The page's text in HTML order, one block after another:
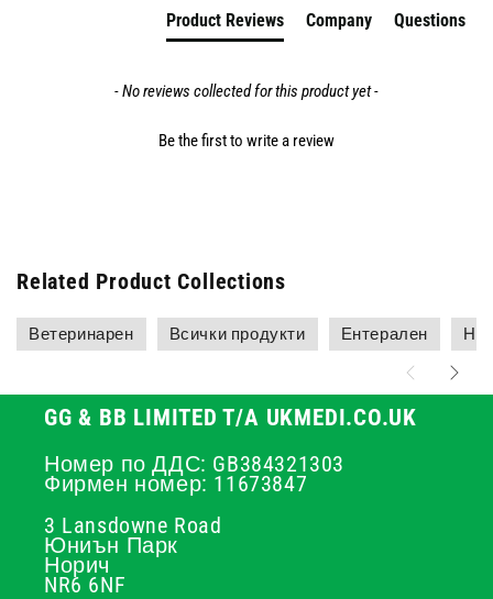
Product Reviews Company Questions
- No reviews collected for this product yet -
Be the first to write a review
Related Product Collections
Ветеринарен Всички продукти Ентерален
GG & BB LIMITED T/A UKMEDI.CO.UK
Номер по ДДС: GB384321303
Фирмен номер: 11673847
3 Lansdowne Road
Юниън Парк
Норич
NR6 6NF